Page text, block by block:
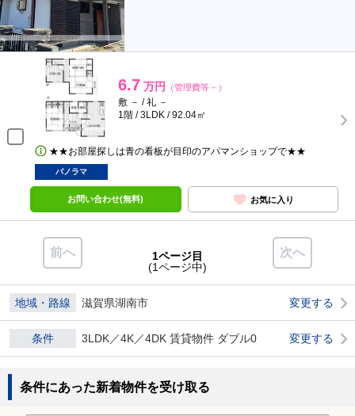
6.7 万円 （管理費等－）
敷 － / 礼 －
1階 / 3LDK / 92.04㎡
★★お部屋探しは青の看板が目印のアパマンショップで★★
パノラマ
お問い合わせ(無料) お気に入り
前へ 次へ
1ページ目
(1ページ中)
地域・路線 滋賀県湖南市 変更する
条件 3LDK／4K／4DK 賃貸物件 ダブル0 変更する
条件にあった新着物件を受け取る